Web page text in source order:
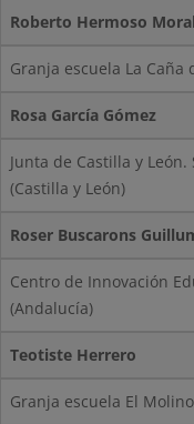
Roberto Hermoso
Granja escuela La
Rosa García Gómez
Junta de Castilla y
(Castilla y León)
Roser Buscarons
Centro de Innovación
(Andalucía)
Teotiste Herrero
Granja escuela El